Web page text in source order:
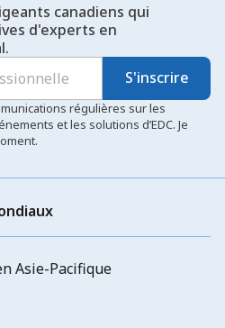
canadiens qui
d'experts en
S'inscrire
régulières sur les
et les solutions d’EDC. Je
Asie-Pacifique